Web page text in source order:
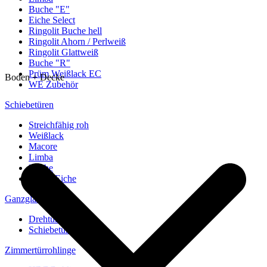
Buche "E"
Eiche Select
Ringolit Buche hell
Ringolit Ahorn / Perlweiß
Ringolit Glattweiß
Buche "R"
Prüm Weißlack EC
WE Zubehör
Schiebetüren
Streichfähig roh
Weißlack
Macore
Limba
Buche
europ. Eiche
Ganzglastüren
Drehtüren
Schiebetüren
Zimmertürrohlinge
Boden + Decke